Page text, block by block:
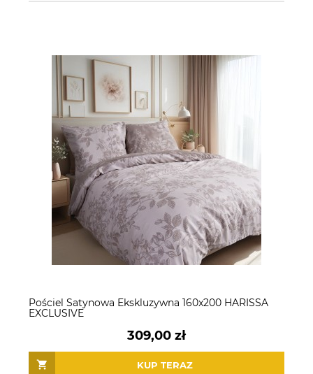
Pościel Satynowa Ekskluzywna 160x200 HARISSA
EXCLUSIVE
309,00 zł
KUP TERAZ